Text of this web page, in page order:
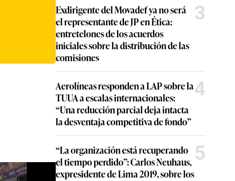
Exdirigente del Movadef ya no será
el representante de JP en Ética:
entretelones de los acuerdos
iniciales sobre la distribución de las
comisiones
3
Aerolíneas responden a LAP sobre la
TUUA a escalas internacionales:
“Una reducción parcial deja intacta
la desventaja competitiva de fondo”
4
“La organización está recuperando
el tiempo perdido”: Carlos Neuhaus,
expresidente de Lima 2019, sobre los
5